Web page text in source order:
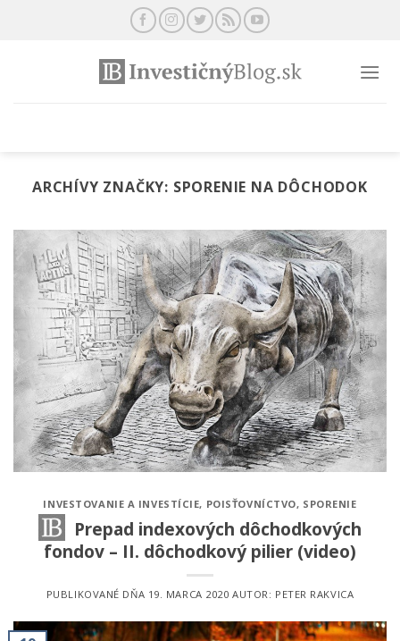
ARCHÍVY ZNAČKY: SPORENIE NA DÔCHODOK
INVESTOVANIE A INVESTÍCIE, POISŤOVNÍCTVO, SPORENIE
Prepad indexových dôchodkových
fondov – II. dôchodkový pilier (video)
PUBLIKOVANÉ DŇA 19. MARCA 2020 AUTOR: PETER RAKVICA